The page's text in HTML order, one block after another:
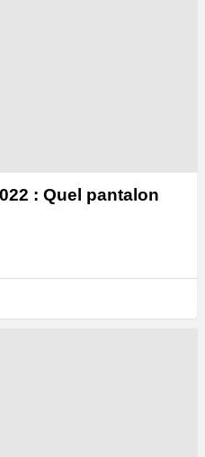
: Quel pantalon